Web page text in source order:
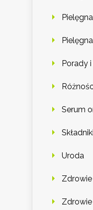
Porady
Serum
Uroda
Zdrowie